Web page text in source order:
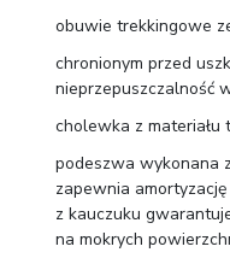
obuwie trekkingowe
chronionym przed
nieprzepuszczalność
cholewka z materiału
podeszwa wykonana
zapewnia
z kauczuku
na mokrych